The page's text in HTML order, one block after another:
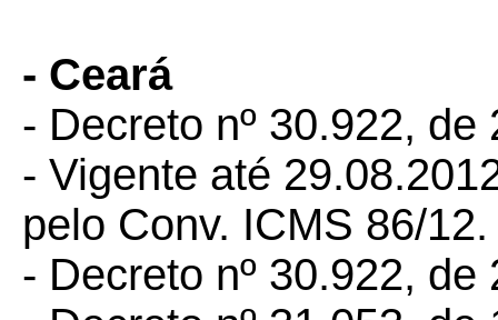
- Ceará
- Decreto nº 30.922,
- Vigente até
pelo Conv. ICMS 86/12.
- Decreto nº 30.922,